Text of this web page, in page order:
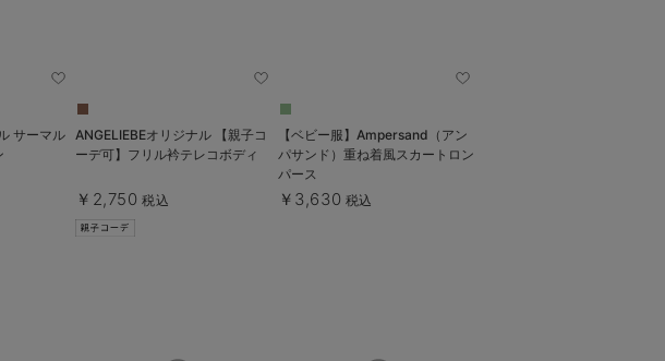
サーマル
ANGELIEBEオリジナル 【親子コ
ーデ可】フリル衿テレコボディ
￥2,750 税込
【ベビー服】Ampersand（アン
パサンド）重ね着風スカートロン
パース
￥3,630 税込